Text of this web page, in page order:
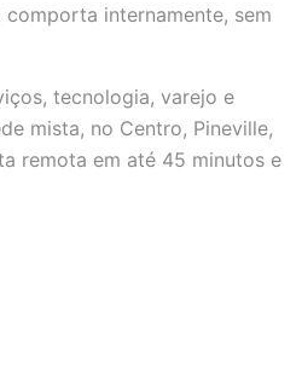
internamente, sem
tecnologia, varejo e
mista, no Centro, Pineville,
remota em até 45 minutos e